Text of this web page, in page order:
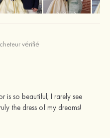
vérifié
is so beautiful; I rarely see
the dress of my dreams!